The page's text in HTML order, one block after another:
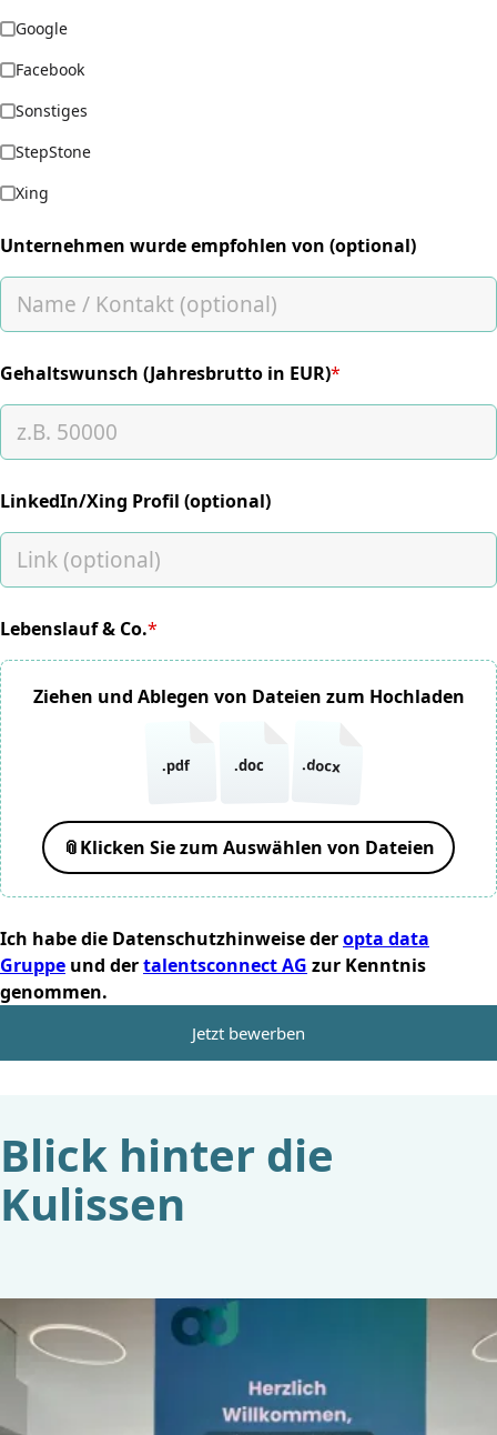
Google
Facebook
Sonstiges
StepStone
Xing
Unternehmen wurde empfohlen von (optional)
Gehaltswunsch (Jahresbrutto in EUR)*
(required)
LinkedIn/Xing Profil (optional)
Lebenslauf & Co.*
(required)
Ziehen und Ablegen von Dateien zum Hochladen
.pdf .doc .docx
📎Klicken Sie zum Auswählen von Dateien
Ich habe die Datenschutzhinweise deropta data
Gruppe und dertalentsconnect AG zur Kenntnis
genommen.
Jetzt bewerben
Blick hinter die
Kulissen